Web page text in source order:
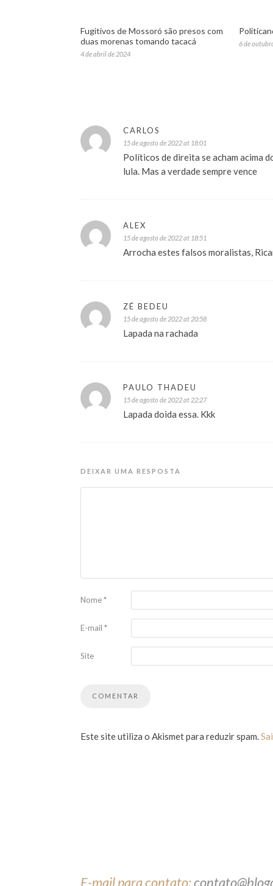
Fugitivos de Mossoró são presos com
duas morenas tomando tacacá
4 de abril de 2024
6 de
CARLOS
15 de agosto de 2022 at 18:01
Políticos de direita se acham acima
lula. Mas a verdade sempre vence
ALEX
15 de agosto de 2022 at 18:51
Arrocha estes falsos moralistas,
ZÉ BEDEU
15 de agosto de 2022 at 20:58
Lapada na rachada
PAULO THADEU
15 de agosto de 2022 at 22:27
Lapada doida essa. Kkk
DEIXAR UMA RESPOSTA
Nome*
E-mail *
Site
Este site utiliza o Akismet para reduzir spam.
E-mail para contato: